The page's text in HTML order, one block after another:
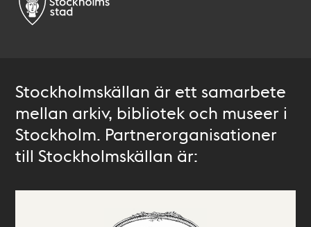
Stockholmskällan är ett samarbete
mellan arkiv, bibliotek och museer i
Stockholm. Partnerorganisationer
till Stockholmskällan är: